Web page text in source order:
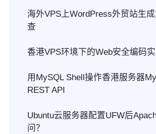
海外VPS上WordPress外贸站生
查
香港VPS环境下的Web安全编码
用MySQL Shell操作香港服务器
REST API
Ubuntu云服务器配置UFW后
问？